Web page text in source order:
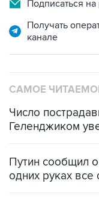
Подписаться
Получать
канале
САМОЕ
Число
Геленджиком
Путин сообщил
одних руках